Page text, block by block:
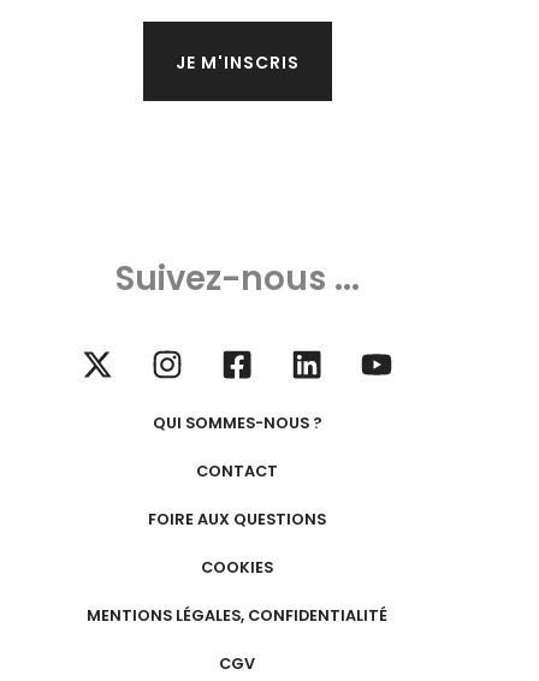
Suivez-nous ...
QUI SOMMES-NOUS ?
CONTACT
FOIRE AUX QUESTIONS
COOKIES
MENTIONS LÉGALES, CONFIDENTIALITÉ
CGV